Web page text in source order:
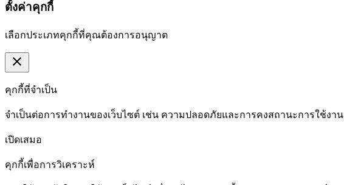
ตั้งค่าคุกกี้
เลือกประเภทคุกกี้ที่คุณต้องการอนุญาต
close
คุกกี้ที่จำเป็น
จำเป็นต่อการทำงานของเว็บไซต์ เช่น ความปลอดภัยและการคงสถานะการใช้งาน
เปิดเสมอ
คุกกี้เพื่อการวิเคราะห์